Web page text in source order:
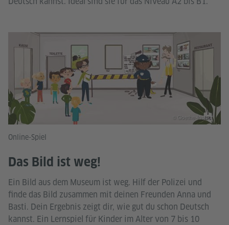
Online-Spiel
Das Bild ist weg!
Ein Bild aus dem Museum ist weg. Hilf der Polizei und
finde das Bild zusammen mit deinen Freunden Anna und
Basti. Dein Ergebnis zeigt dir, wie gut du schon Deutsch
kannst. Ein Lernspiel für Kinder im Alter von 7 bis 10
© Goethe-Institut